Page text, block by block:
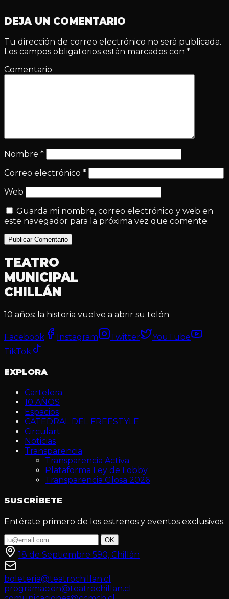
DEJA UN COMENTARIO
Tu dirección de correo electrónico no será publicada.
Los campos obligatorios están marcados con *
Comentario
Nombre *
Correo electrónico *
Web
Guarda mi nombre, correo electrónico y web en
este navegador para la próxima vez que comente.
Publicar Comentario
TEATRO
MUNICIPAL
CHILLÁN
10 años: la historia vuelve a abrir su telón
Facebook Instagram Twitter
YouTube
TikTok
EXPLORA
Cartelera
10 AÑOS
Espacios
CATEDRAL DEL FREESTYLE
Circulart
Noticias
Transparencia
Transparencia Activa
Plataforma Ley de Lobby
Transparencia Glosa 2026
SUSCRÍBETE
Entérate primero de los estrenos y eventos exclusivos.
OK
18 de Septiembre 590, Chillán
boleteria@teatrochillan.cl
programacion@teatrochillan.cl